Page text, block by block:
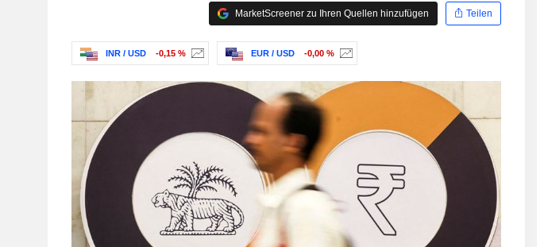
MarketScreener zu Ihren Quellen hinzufügen
Teilen
INR / USD -0,15 % EUR / USD -0,00 %